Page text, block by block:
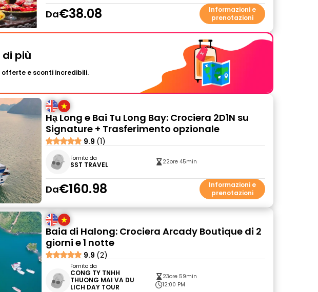
Da€38.08
Informazioni e
prenotazioni
più
e sconti incredibili.
Hạ Long e Bai Tu Long Bay: Crociera 2D1N su
Signature + Trasferimento opzionale
9.9 (1)
Fornito da
SST TRAVEL 22ore 45min
Da€160.98
Informazioni e
prenotazioni
Baia di Halong: Crociera Arcady Boutique di 2
giorni e 1 notte
9.9 (2)
Fornito da
CONG TY TNHH
THUONG MAI VA DU
LICH DAY TOUR
23ore 59min
12:00 PM